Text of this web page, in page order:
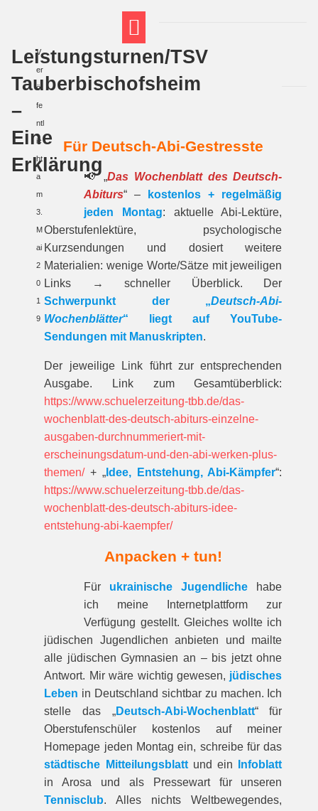
Leistungsturnen/TSV
Tauberbischofsheim
–
Eine
Erklärung
V
er
öf
fe
ntl
ic
ht
a
m
3.
M
ai
2
0
1
9
Für Deutsch-Abi-Gestresste
📢 „Das Wochenblatt des Deutsch-
Abiturs“ –
kostenlos + regelmäßig
jeden Montag: aktuelle Abi-Lektüre,
Oberstufenlektüre, psychologische
Kurzsendungen und dosiert weitere
Materialien: wenige Worte/Sätze mit jeweiligen
Links → schneller Überblick. Der
Schwerpunkt der „Deutsch-Abi-
Wochenblätter“ liegt auf YouTube-
Sendungen mit Manuskripten.
Der jeweilige Link führt zur entspre­chenden
Ausgabe. Link zum Gesamt­über­blick:
https://www.schuelerzeitung-tbb.de/das-
wochenblatt-des-deutsch-abiturs-einzelne-
ausgaben-durchnummeriert-mit-
erscheinungsdatum-und-den-abi-werken-plus-
themen/+ „Idee, Entstehung, Abi-Kämpfer“:
https://www.schuelerzeitung-tbb.de/das-
wochenblatt-des-deutsch-abiturs-idee-
entstehung-abi-kaempfer/
Anpacken + tun!
Für ukrainische Jugendliche habe
ich meine Internetplattform zur
Verfügung gestellt. Gleiches wollte ich
jüdischen Jugendlichen anbieten und mailte
alle jüdischen Gymnasien an – bis jetzt ohne
Antwort. Mir wäre wichtig gewesen, jüdisches
Leben in Deutschland sichtbar zu machen. Ich
stelle das „Deutsch-Abi-Wochenblatt“ für
Oberstufenschüler kostenlos auf meiner
Homepage jeden Montag ein, schreibe für das
städtische Mitteilungsblattund ein
Infoblatt
in Arosa und als Pressewart für unseren
Tennisclub. Alles nichts Weltbewegendes,